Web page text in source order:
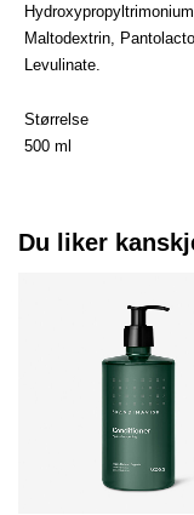
Maltodextrin,
Levulinate.
Størrelse
500 ml
Du liker